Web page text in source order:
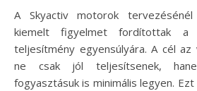
A Skyactiv motorok
kiemelt figyelmet fordítottak a
teljesítmény egyensúlyára. A cél
ne csak jól teljesítsenek,
fogyasztásuk is minimális legyen.